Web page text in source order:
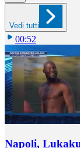
Vedi tutti
00:52
Napoli,